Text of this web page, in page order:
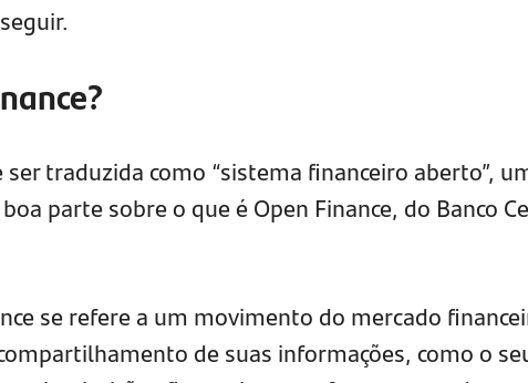
traduzida como “sistema financeiro aberto”,
parte sobre o que é Open Finance, do Banco
se refere a um movimento do mercado
de suas informações, como o